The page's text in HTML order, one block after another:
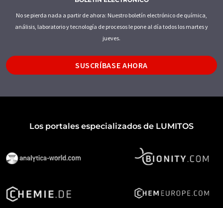
No se pierda nada a partir de ahora: Nuestro boletín electrónico de química,
análisis, laboratorio y tecnología de procesos le pone al día todos los martes y
jueves.
SUSCRÍBASE AHORA
Los portales especializados de LUMITOS